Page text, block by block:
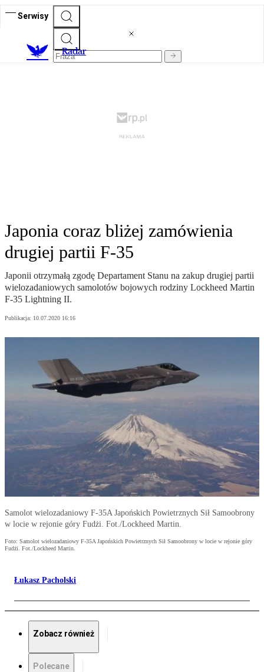
Serwisy
Radar
Japonia coraz bliżej zamówienia
drugiej partii F-35
Japonii otrzymałą zgodę Departament Stanu na zakup drugiej partii
wielozadaniowych samolotów bojowych rodziny Lockheed Martin
F-35 Lightning II.
Publikacja: 10.07.2020 16:16
Samolot wielozadaniowy F-35A Japońskich Powietrznych Sił Samoobrony
w locie w rejonie góry Fudżi. Fot./Lockheed Martin.
Foto: Samolot wielozadaniowy F-35A Japońskich Powietrznych Sił Samoobrony w locie w rejonie góry
Fudżi. Fot./Lockheed Martin.
Łukasz Pacholski
Zobacz również
Polecane